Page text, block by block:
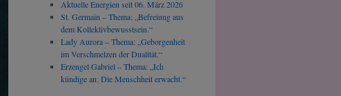
Aktuelle Energien seit 06. März 2026
St. Germain – Thema: „Befreiung aus
dem Kollektivbewusstsein.“
Lady Aurora – Thema: „Geborgenheit
im Verschmelzen der Dualität.“
Erzengel Gabriel – Thema: „Ich
kündige an: Die Menschheit erwacht.“